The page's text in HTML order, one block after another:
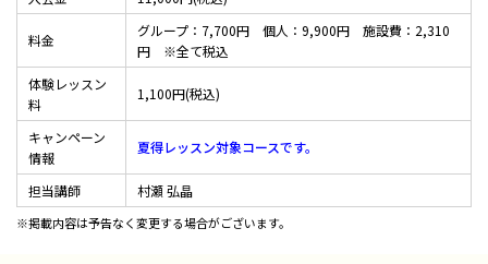
料金
グループ：7,700円 個人：9,900円 施設費：2,310
円 ※全て税込
体験レッスン
料
1,100円(税込)
キャンペーン
情報
夏得レッスン対象コースです。
担当講師 村瀬 弘晶
※掲載内容は予告なく変更する場合がございます。